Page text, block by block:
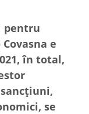
pentru
e
în total,
se